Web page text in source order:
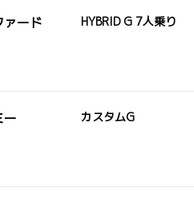
ァード HYBRID G 7人乗り
ー カスタムG